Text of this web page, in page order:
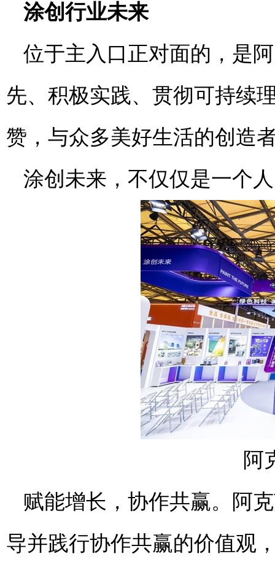
涂创行业未来
位于主入口正对面的，是
先、积极实践、贯彻可持续
赞，与众多美好生活的创造
涂创未来，不仅仅是一个
阿
赋能增长，协作共赢。阿
导并践行协作共赢的价值观